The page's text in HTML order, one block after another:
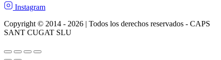
Instagram
Copyright © 2014 - 2026 | Todos los derechos reservados - CAPS
SANT CUGAT SLU